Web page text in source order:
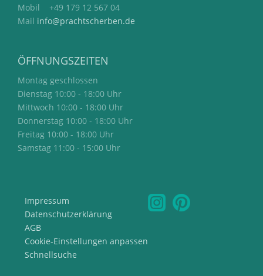
Mobil +49 179 12 567 04
Mail info@prachtscherben.de
ÖFFNUNGSZEITEN
Montag geschlossen
Dienstag 10:00 - 18:00 Uhr
Mittwoch 10:00 - 18:00 Uhr
Donnerstag 10:00 - 18:00 Uhr
Freitag 10:00 - 18:00 Uhr
Samstag 11:00 - 15:00 Uhr
Impressum
Datenschutzerklärung
AGB
Cookie-Einstellungen anpassen
Schnellsuche